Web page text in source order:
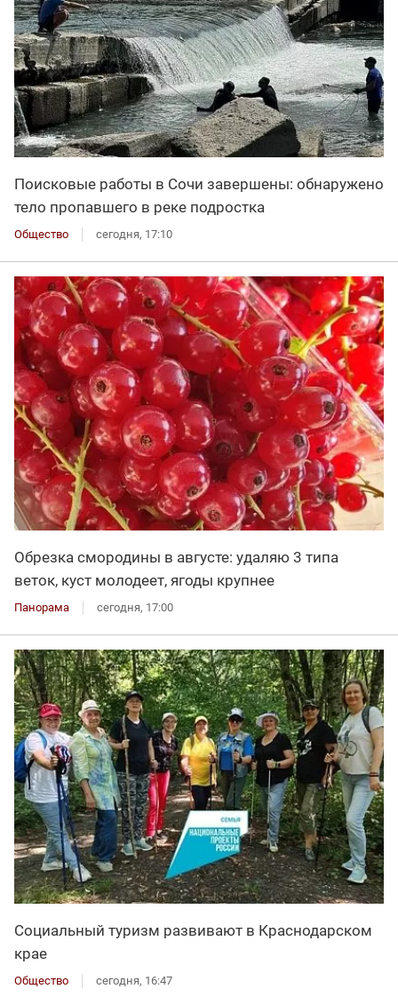
Поисковые работы в Сочи завершены: обнаружено
тело пропавшего в реке подростка
Общество сегодня, 17:10
Обрезка смородины в августе: удаляю 3 типа
веток, куст молодеет, ягоды крупнее
Панорама сегодня, 17:00
Социальный туризм развивают в Краснодарском
крае
Общество сегодня, 16:47